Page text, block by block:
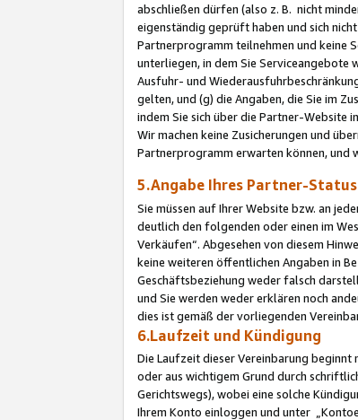
abschließen dürfen (also z. B. nicht
eigenständig geprüft haben und sich
Partnerprogramm teilnehmen und keine
unterliegen, in dem Sie Serviceangebote
Ausfuhr- und
gelten, und (g) die Angaben, die Sie im
indem Sie sich über die Partner-Website
Wir machen keine Zusicherungen und
Partnerprogramm erwarten können, und
5.Angabe Ihres Partner-Status
Sie müssen auf Ihrer Website bzw. an
deutlich den folgenden oder einen im
Verkäufen“. Abgesehen von diesem
keine weiteren öffentlichen Angaben in
Geschäftsbeziehung weder falsch
und Sie werden weder erklären noch
dies ist gemäß der vorliegenden
6.Laufzeit und Kündigung
Die Laufzeit dieser Vereinbarung
oder aus wichtigem Grund durch
Gerichtswegs), wobei eine solche
Ihrem Konto einloggen und unter